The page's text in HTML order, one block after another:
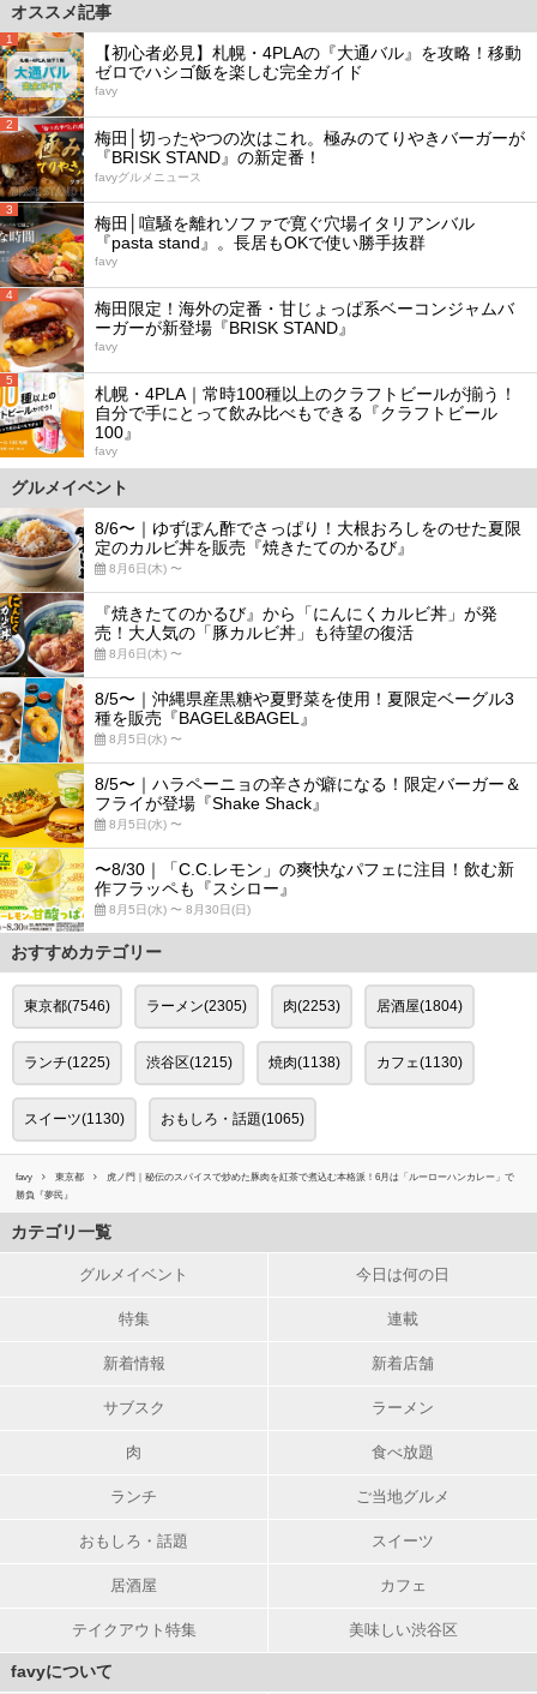
オススメ記事
1
【初心者必見】札幌・4PLAの『大通バル』を攻略！移動
ゼロでハシゴ飯を楽しむ完全ガイド
favy
2
梅田│切ったやつの次はこれ。極みのてりやきバーガーが
『BRISK STAND』の新定番！
favyグルメニュース
3
梅田│喧騒を離れソファで寛ぐ穴場イタリアンバル
『pasta stand』。長居もOKで使い勝手抜群
favy
4
梅田限定！海外の定番・甘じょっぱ系ベーコンジャムバ
ーガーが新登場『BRISK STAND』
favy
5
札幌・4PLA｜常時100種以上のクラフトビールが揃う！
自分で手にとって飲み比べもできる『クラフトビール
100』
favy
グルメイベント
8/6〜｜ゆずぽん酢でさっぱり！大根おろしをのせた夏限
定のカルビ丼を販売『焼きたてのかるび』
8月6日(木) 〜
『焼きたてのかるび』から「にんにくカルビ丼」が発
売！大人気の「豚カルビ丼」も待望の復活
8月6日(木) 〜
8/5〜｜沖縄県産黒糖や夏野菜を使用！夏限定ベーグル3
種を販売『BAGEL&BAGEL』
8月5日(水) 〜
8/5〜｜ハラペーニョの辛さが癖になる！限定バーガー＆
フライが登場『Shake Shack』
8月5日(水) 〜
〜8/30｜「C.C.レモン」の爽快なパフェに注目！飲む新
作フラッペも『スシロー』
8月5日(水) 〜 8月30日(日)
おすすめカテゴリー
東京都(7546) ラーメン(2305) 肉(2253) 居酒屋(1804)
ランチ(1225) 渋谷区(1215) 焼肉(1138) カフェ(1130)
スイーツ(1130) おもしろ・話題(1065)
favy 東京都
虎ノ門｜秘伝のスパイスで炒めた豚肉を紅茶で煮込む本格派！6月は「ルーローハンカレー」で
勝負『夢⺠』
カテゴリ一覧
グルメイベント 今日は何の日
特集 連載
新着情報 新着店舗
サブスク ラーメン
肉 食べ放題
ランチ ご当地グルメ
おもしろ・話題 スイーツ
居酒屋 カフェ
テイクアウト特集 美味しい渋谷区
favyについて